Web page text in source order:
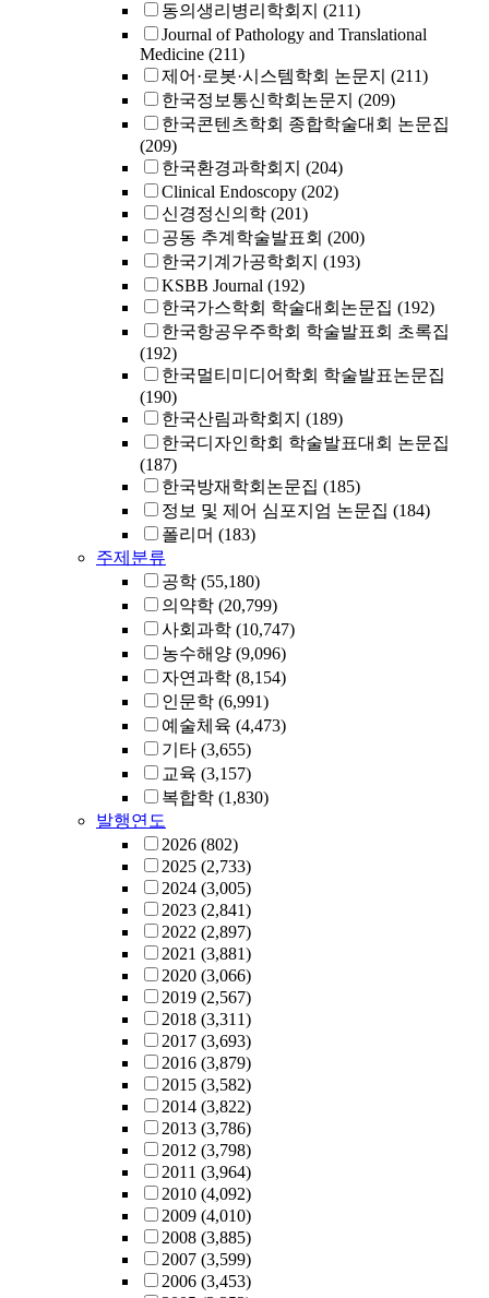
동의생리병리학회지 (211)
Journal of Pathology and Translational
Medicine (211)
제어·로봇·시스템학회 논문지 (211)
한국정보통신학회논문지 (209)
한국콘텐츠학회 종합학술대회 논문집
(209)
한국환경과학회지 (204)
Clinical Endoscopy (202)
신경정신의학 (201)
공동 추계학술발표회 (200)
한국기계가공학회지 (193)
KSBB Journal (192)
한국가스학회 학술대회논문집 (192)
한국항공우주학회 학술발표회 초록집
(192)
한국멀티미디어학회 학술발표논문집
(190)
한국산림과학회지 (189)
한국디자인학회 학술발표대회 논문집
(187)
한국방재학회논문집 (185)
정보 및 제어 심포지엄 논문집 (184)
폴리머 (183)
주제분류
공학 (55,180)
의약학 (20,799)
사회과학 (10,747)
농수해양 (9,096)
자연과학 (8,154)
인문학 (6,991)
예술체육 (4,473)
기타 (3,655)
교육 (3,157)
복합학 (1,830)
발행연도
2026 (802)
2025 (2,733)
2024 (3,005)
2023 (2,841)
2022 (2,897)
2021 (3,881)
2020 (3,066)
2019 (2,567)
2018 (3,311)
2017 (3,693)
2016 (3,879)
2015 (3,582)
2014 (3,822)
2013 (3,786)
2012 (3,798)
2011 (3,964)
2010 (4,092)
2009 (4,010)
2008 (3,885)
2007 (3,599)
2006 (3,453)